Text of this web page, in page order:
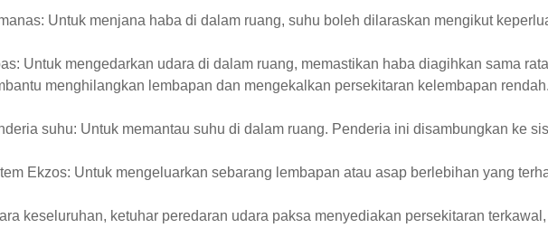
Untuk menjana haba di dalam ruang, suhu boleh dilaraskan mengikut
Untuk mengedarkan udara di dalam ruang, memastikan haba diagihkan sama
menghilangkan lembapan dan mengekalkan persekitaran kelembapan rendah.
suhu: Untuk memantau suhu di dalam ruang. Penderia ini disambungkan ke
Ekzos: Untuk mengeluarkan sebarang lembapan atau asap berlebihan yang
keseluruhan, ketuhar peredaran udara paksa menyediakan persekitaran